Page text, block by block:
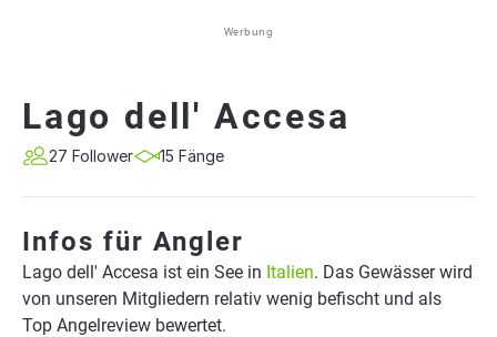
Werbung
Lago dell' Accesa
27 Follower 15 Fänge
Infos für Angler
Lago dell' Accesa ist ein See in Italien. Das Gewässer wird
von unseren Mitgliedern relativ wenig befischt und als
Top Angelreview bewertet.